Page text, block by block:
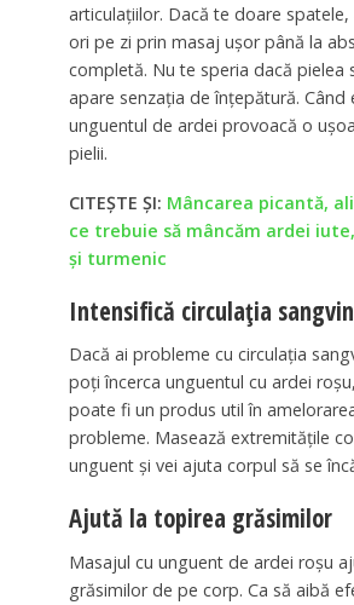
articulaţiilor. Dacă te doare
ori pe zi prin masaj uşor până la
completă. Nu te speria dacă pielea
apare senzaţia de înţepătură. Când
unguentul de ardei provoacă o
pielii.
CITEȘTE ȘI: Mâncarea picantă,
ce trebuie să mâncăm ardei
şi turmenic
Intensifică circulaţia
Dacă ai probleme cu circulaţia
poţi încerca unguentul cu ardei
poate fi un produs util în
probleme. Masează extremităţile
unguent şi vei ajuta corpul să se
Ajută la topirea grăsimilor
Masajul cu unguent de ardei roşu
grăsimilor de pe corp. Ca să aibă